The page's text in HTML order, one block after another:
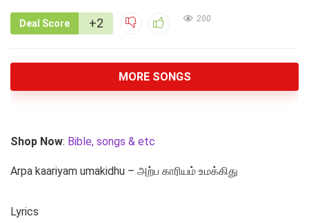
Deal Score +2 200
MORE SONGS
Shop Now: Bible, songs & etc
Arpa kaariyam umakidhu – அற்ப காரியம் உமக்கிது
Lyrics